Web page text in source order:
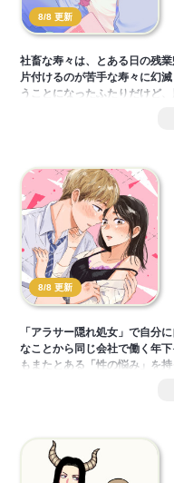
8/8 更新
社畜な寿々は、とある日の残
片付けるのが苦手な寿々に幻
うことになったふたりだけど
8/8 更新
「アラサー隠れ処女」で自分
なことから同じ会社で働く年
もまたとある「性の悩み」を